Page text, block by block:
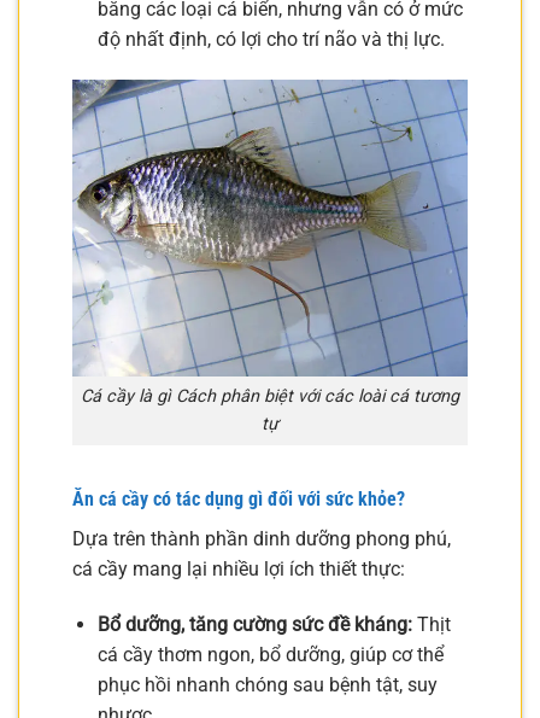
bằng các loại cá biển, nhưng vẫn có ở mức
độ nhất định, có lợi cho trí não và thị lực.
Cá cầy là gì Cách phân biệt với các loài cá tương
tự
Ăn cá cầy có tác dụng gì đối với sức khỏe?
Dựa trên thành phần dinh dưỡng phong phú,
cá cầy mang lại nhiều lợi ích thiết thực:
Bổ dưỡng, tăng cường sức đề kháng:Thịt
cá cầy thơm ngon, bổ dưỡng, giúp cơ thể
phục hồi nhanh chóng sau bệnh tật, suy